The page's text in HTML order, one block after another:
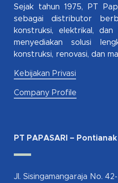
Sejak tahun 1975, PT
sebagai distributor
konstruksi, elektrikal,
menyediakan solusi
konstruksi, renovasi, dan
Kebijakan Privasi
Company Profile
PT PAPASARI – Pontianak
Jl. Sisingamangaraja No.